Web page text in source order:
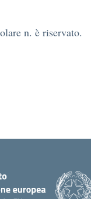
n. è riservato.